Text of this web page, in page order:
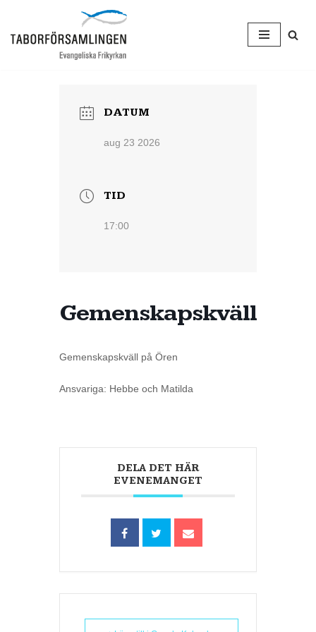
Hoppa
DATUM
aug 23 2026
TID
17:00
Gemenskapskväll
Gemenskapskväll på Ören
Ansvariga: Hebbe och Matilda
DELA DET HÄR
EVENEMANGET